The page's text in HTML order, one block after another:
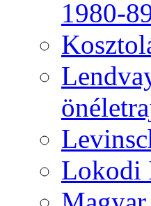
1980-
Lokodi